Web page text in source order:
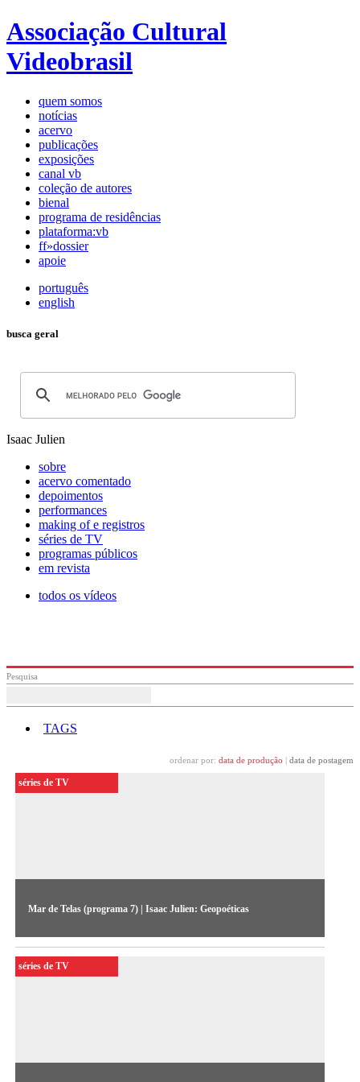
Associação Cultural
Videobrasil
quem somos
notícias
acervo
publicações
exposições
canal vb
coleção de autores
bienal
programa de residências
plataforma:vb
ff»dossier
apoie
português
english
busca geral
Isaac Julien
sobre
acervo comentado
depoimentos
performances
making of e registros
séries de TV
programas públicos
em revista
todos os vídeos
Pesquisa
TAGS
ordenar por: data de produção data de postagem
Mar de Telas (programa 7) | Isaac Julien: Geopoéticas
A obra Ten Thousand Waves (2010) é o tema do programa
que fecha a série.
séries de TV
séries de TV